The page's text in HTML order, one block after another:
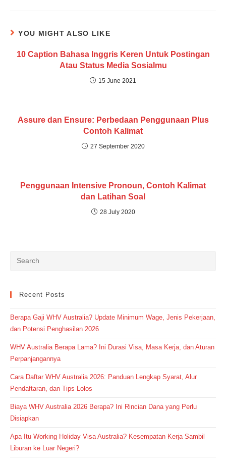
YOU MIGHT ALSO LIKE
10 Caption Bahasa Inggris Keren Untuk Postingan
Atau Status Media Sosialmu
15 June 2021
Assure dan Ensure: Perbedaan Penggunaan Plus
Contoh Kalimat
27 September 2020
Penggunaan Intensive Pronoun, Contoh Kalimat
dan Latihan Soal
28 July 2020
Recent Posts
Berapa Gaji WHV Australia? Update Minimum Wage, Jenis Pekerjaan,
dan Potensi Penghasilan 2026
WHV Australia Berapa Lama? Ini Durasi Visa, Masa Kerja, dan Aturan
Perpanjangannya
Cara Daftar WHV Australia 2026: Panduan Lengkap Syarat, Alur
Pendaftaran, dan Tips Lolos
Biaya WHV Australia 2026 Berapa? Ini Rincian Dana yang Perlu
Disiapkan
Apa Itu Working Holiday Visa Australia? Kesempatan Kerja Sambil
Liburan ke Luar Negeri?